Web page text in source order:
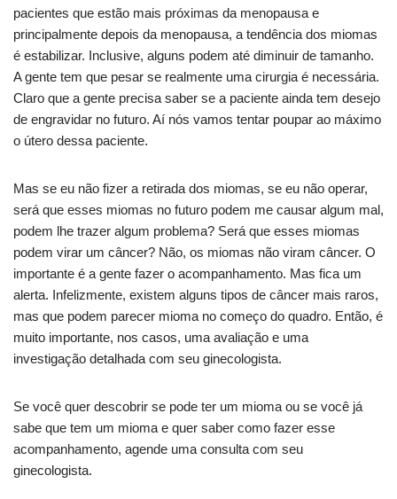
pacientes que estão mais próximas da menopausa e
principalmente depois da menopausa, a tendência dos miomas
é estabilizar. Inclusive, alguns podem até diminuir de tamanho.
A gente tem que pesar se realmente uma cirurgia é necessária.
Claro que a gente precisa saber se a paciente ainda tem desejo
de engravidar no futuro. Aí nós vamos tentar poupar ao máximo
o útero dessa paciente.
Mas se eu não fizer a retirada dos miomas, se eu não operar,
será que esses miomas no futuro podem me causar algum mal,
podem lhe trazer algum problema? Será que esses miomas
podem virar um câncer? Não, os miomas não viram câncer. O
importante é a gente fazer o acompanhamento. Mas fica um
alerta. Infelizmente, existem alguns tipos de câncer mais raros,
mas que podem parecer mioma no começo do quadro. Então, é
muito importante, nos casos, uma avaliação e uma
investigação detalhada com seu ginecologista.
Se você quer descobrir se pode ter um mioma ou se você já
sabe que tem um mioma e quer saber como fazer esse
acompanhamento, agende uma consulta com seu
ginecologista.